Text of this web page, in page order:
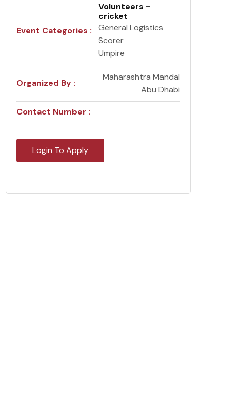
Event Categories :
Volunteers -
cricket
General Logistics
Scorer
Umpire
Organized By :
Maharashtra Mandal
Abu Dhabi
Contact Number :
Login To Apply